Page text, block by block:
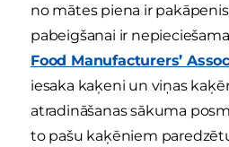
no mātes piena ir
pabeigšanai ir
Food Manufacturers’
iesaka kaķeni un viņas
atradināšanas sākuma
to pašu kaķēniem